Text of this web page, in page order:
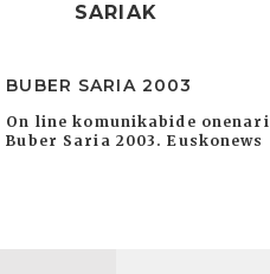
SARIAK
BUBER SARIA 2003
On line komunikabide onenari
Buber Saria 2003. Euskonews